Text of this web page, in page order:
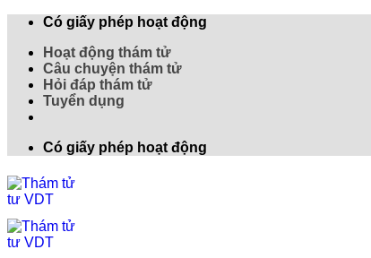
Có giấy phép hoạt động
Hoạt động thám tử
Câu chuyện thám tử
Hỏi đáp thám tử
Tuyển dụng
Có giấy phép hoạt động